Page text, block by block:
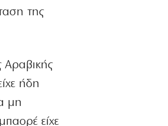
της
ήδη
μη
είχε